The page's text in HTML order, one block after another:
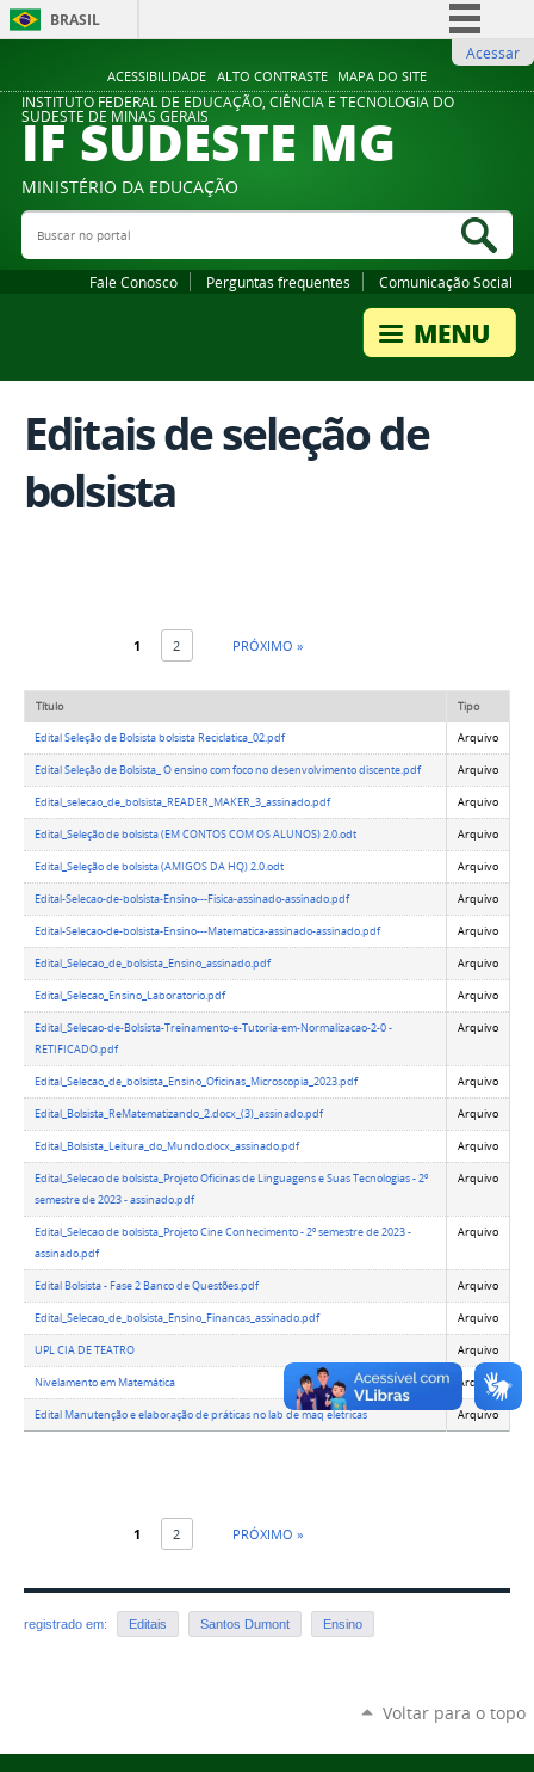
ACESSIBILIDADE ALTO CONTRASTE MAPA DO SITE
BRASIL
Comunica BR
Participe
Legislação
Acessar
INSTITUTO FEDERAL DE EDUCAÇÃO, CIÊNCIA E TECNOLOGIA DO
SUDESTE DE MINAS GERAIS
IF SUDESTE MG
MINISTÉRIO DA EDUCAÇÃO
Buscar no portal
Fale Conosco Perguntas frequentes Comunicação Social
Editais de seleção de
bolsista
1 2 PRÓXIMO »
Título Tipo
Edital Seleção de Bolsista bolsista Reciclatica_02.pdf Arquivo
Edital Seleção de Bolsista_ O ensino com foco no desenvolvimento discente.pdf Arquivo
Edital_selecao_de_bolsista_READER_MAKER_3_assinado.pdf Arquivo
Edital_Seleção de bolsista (EM CONTOS COM OS ALUNOS) 2.0.odt Arquivo
Edital_Seleção de bolsista (AMIGOS DA HQ) 2.0.odt Arquivo
Edital-Selecao-de-bolsista-Ensino---Fisica-assinado-assinado.pdf Arquivo
Edital-Selecao-de-bolsista-Ensino---Matematica-assinado-assinado.pdf Arquivo
Edital_Selecao_de_bolsista_Ensino_assinado.pdf Arquivo
Edital_Selecao_Ensino_Laboratorio.pdf Arquivo
Edital_Selecao-de-Bolsista-Treinamento-e-Tutoria-em-Normalizacao-2-0 -
RETIFICADO.pdf
Arquivo
Edital_Selecao_de_bolsista_Ensino_Oficinas_Microscopia_2023.pdf Arquivo
Edital_Bolsista_ReMatematizando_2.docx_(3)_assinado.pdf Arquivo
Edital_Bolsista_Leitura_do_Mundo.docx_assinado.pdf Arquivo
Edital_Selecao de bolsista_Projeto Oficinas de Linguagens e Suas Tecnologias - 2º
semestre de 2023 - assinado.pdf
Arquivo
Edital_Selecao de bolsista_Projeto Cine Conhecimento - 2º semestre de 2023 -
assinado.pdf
Arquivo
Edital Bolsista - Fase 2 Banco de Questões.pdf Arquivo
Edital_Selecao_de_bolsista_Ensino_Financas_assinado.pdf Arquivo
UPL CIA DE TEATRO Arquivo
Nivelamento em Matemática Arquivo
Edital Manutenção e elaboração de práticas no lab de maq eletricas Arquivo
1 2 PRÓXIMO »
registrado em: Editais Santos Dumont Ensino
Voltar para o topo